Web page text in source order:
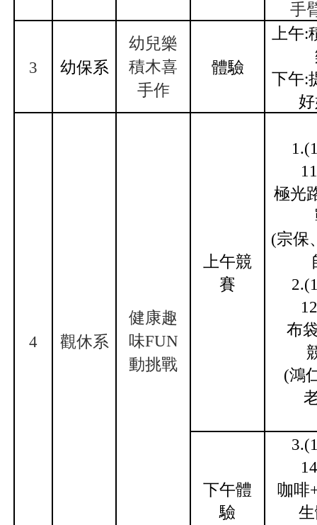
手
3 幼保系
幼兒樂
積木喜
手作
體驗
上午:
下午:
4 觀休系
健康趣
味FUN
動挑戰
上午競
賽
極光
(宗保
布
(鴻
下午體
驗
咖啡